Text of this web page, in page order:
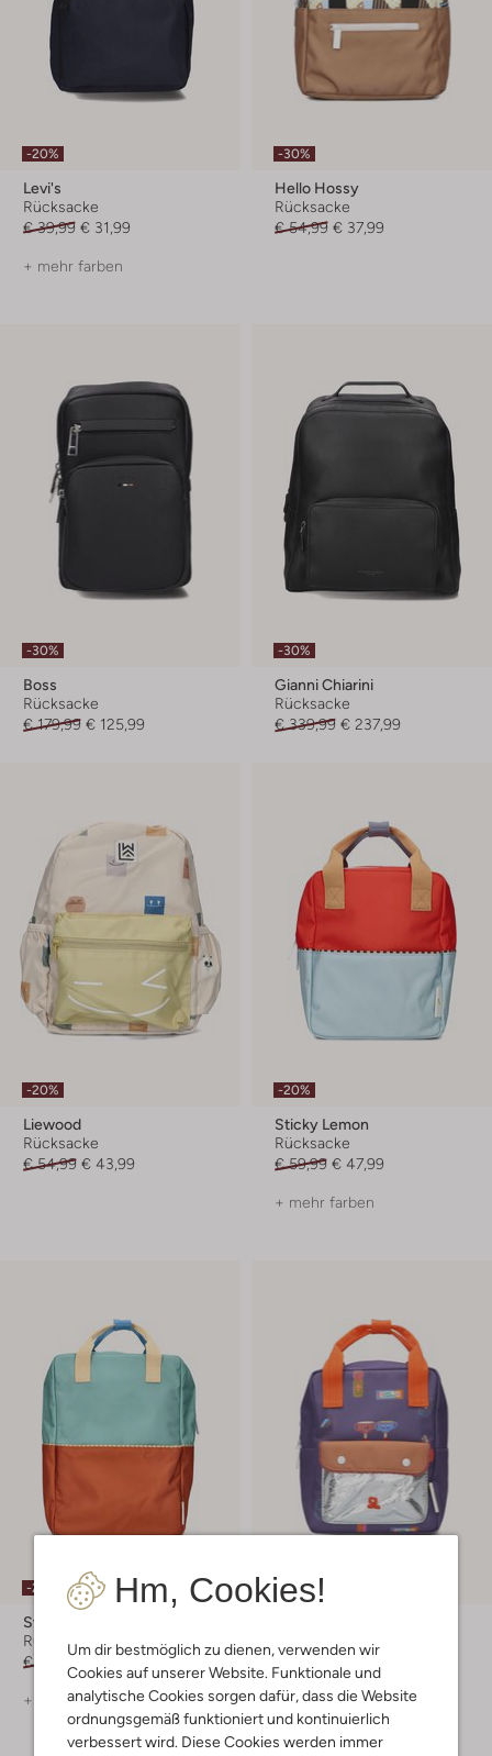
Hm, Cookies!
Um dir bestmöglich zu dienen, verwenden wir
Cookies auf unserer Website. Funktionale und
analytische Cookies sorgen dafür, dass die Website
ordnungsgemäß funktioniert und kontinuierlich
verbessert wird. Diese Cookies werden immer
-20%
Levi's
Rücksacke
€ 39,99 € 31,99
+ mehr farben
-30%
Hello Hossy
Rücksacke
€ 54,99 € 37,99
-30%
Boss
Rücksacke
€ 179,99 € 125,99
-30%
Gianni Chiarini
Rücksacke
€ 339,99 € 237,99
-20%
Liewood
Rücksacke
€ 54,99 € 43,99
-20%
Sticky Lemon
Rücksacke
€ 59,99 € 47,99
+ mehr farben
-20%
Sticky Lemon
Rücksacke
€ 69,99
€ 55,99
+ mehr farben
-20%
Rücksacke
€ 43,99
+ mehr farben